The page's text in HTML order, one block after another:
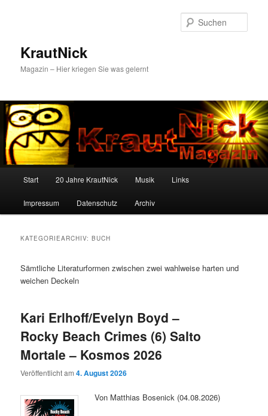
KrautNick
Magazin – Hier kriegen Sie was gelernt
Start 20 Jahre KrautNick Musik Links
Impressum Datenschutz Archiv
KATEGORIEARCHIV:BUCH
Sämtliche Literaturformen zwischen zwei wahlweise harten und
weichen Deckeln
Kari Erlhoff/Evelyn Boyd –
Rocky Beach Crimes (6) Salto
Mortale – Kosmos 2026
Veröffentlicht am4. August 2026
Von Matthias Bosenick (04.08.2026)